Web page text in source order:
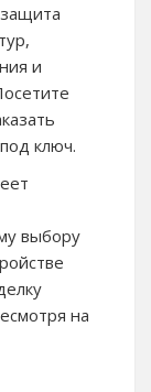
и
ключ.
выбору
на